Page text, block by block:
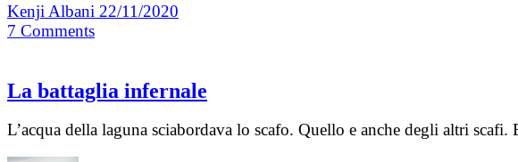
Kenji Albani 22/11/2020
7 Comments
La battaglia infernale
L’acqua della laguna sciabordava lo scafo. Quello e anche degli altri